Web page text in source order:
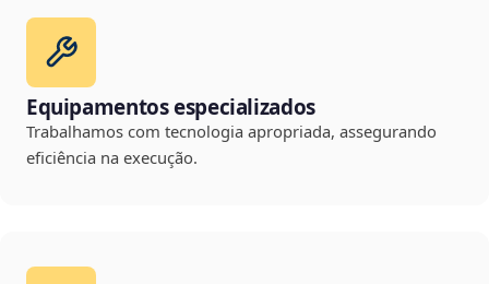
Equipamentos especializados
Trabalhamos com tecnologia apropriada, assegurando
eficiência na execução.